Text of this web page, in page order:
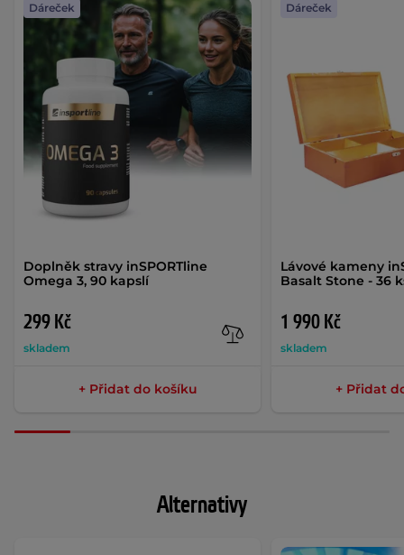
Doplněk stravy inSPORTline
Omega 3, 90 kapslí
299 Kč
skladem
Dáreček
+ Přidat do košíku
Lávové kameny
Basalt Stone - 36
1 990 Kč
skladem
Dáreček
+ Přidat
Alternativy